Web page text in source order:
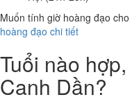
Muốn tính giờ hoàng đạo
hoàng đạo chi tiết
Tuổi nào
Canh Dần?